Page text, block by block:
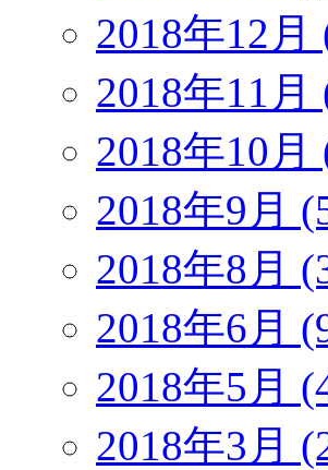
2018年12月
2018年11月
2018年10月
2018年9月
2018年8月
2018年6月
2018年5月
2018年3月